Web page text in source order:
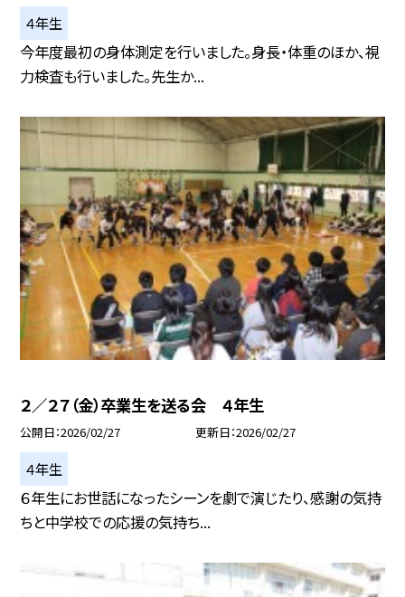
４年生
今年度最初の身体測定を行いました。身長・体重のほか、視
力検査も行いました。先生か...
２／２７（金）卒業生を送る会 ４年生
公開日 2026/02/27 更新日 2026/02/27
４年生
６年生にお世話になったシーンを劇で演じたり、感謝の気持
ちと中学校での応援の気持ち...